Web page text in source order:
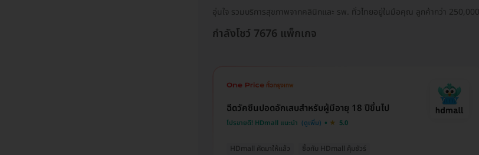
อุ่นใจ รวมบริการสุขภาพจากคลินิกและ รพ. ทั่วไทยอยู่ในมือคุณ ลูกค้ากว่า
กำลังโชว์ 7676 แพ็กเกจ
HDmall คัดมาให้แล้ว ซื้อกับ HDmall คุ้มชัวร์
ฉีดวัคซีนปอดอักเสบสำหรับผู้มีอายุ 18 ปีขึ้นไป
โปรขายดี! HDmall แนะนำ 5.0